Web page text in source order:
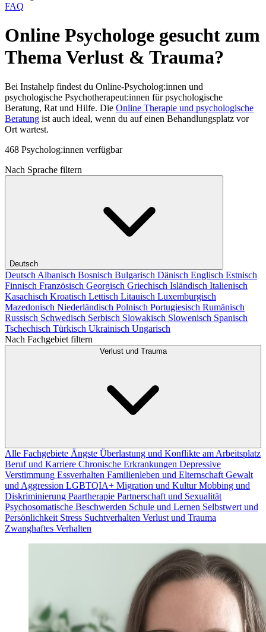
FAQ
Online Psychologe gesucht zum
Thema Verlust & Trauma?
Bei Instahelp findest du Online-Psycholog:innen und
psychologische Psychotherapeut:innen für psychologische
Beratung, Rat und Hilfe. Die Online Therapie und psychologische
Beratung ist auch ideal, wenn du auf einen Behandlungsplatz vor
Ort wartest.
468 Psycholog:innen verfügbar
Nach Sprache filtern
Deutsch
Deutsch Albanisch Bosnisch Bulgarisch Dänisch Englisch Estnisch
Finnisch Französisch Georgisch Griechisch Isländisch Italienisch
Kasachisch Kroatisch Lettisch Litauisch Luxemburgisch
Mazedonisch Niederländisch Polnisch Portugiesisch Rumänisch
Russisch Schwedisch Serbisch Slowakisch Slowenisch Spanisch
Tschechisch Türkisch Ukrainisch Ungarisch
Nach Fachgebiet filtern
Verlust und Trauma
Alle Fachgebiete Ängste Überlastung und Konflikte am Arbeitsplatz
Beruf und Karriere Chronische Erkrankungen Depressive
Verstimmung Essverhalten Familienleben und Elternschaft Gewalt
und Aggression LGBTQIA+ Migration und KulturMobbing und
Diskriminierung Paartherapie Partnerschaft und Sexualität
Psychosomatische Beschwerden Schule und Lernen Selbstwert und
Persönlichkeit Stress Suchtverhalten Verlust und Trauma
Zwanghaftes Verhalten